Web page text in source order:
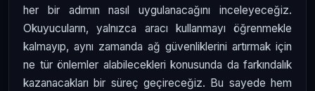
her bir adımın nasıl uygulanacağını inceleyeceğiz.
Okuyucuların, yalnızca aracı kullanmayı öğrenmekle
kalmayıp, aynı zamanda ağ güvenliklerini artırmak için
ne tür önlemler alabilecekleri konusunda da farkındalık
kazanacakları bir süreç geçireceğiz. Bu sayede hem